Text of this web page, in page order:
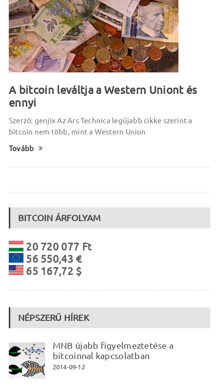
A bitcoin leváltja a Western Uniont és
ennyi
Szerző: genjix Az Ars Technica legújabb cikke szerint a
bitcoin nem több, mint a Western Union
Tovább
BITCOIN ÁRFOLYAM
20 720 077 Ft
56 550,43 €
65 167,72 $
NÉPSZERŰ HÍREK
MNB újabb figyelmeztetése a
bitcoinnal kapcsolatban
2014-09-12